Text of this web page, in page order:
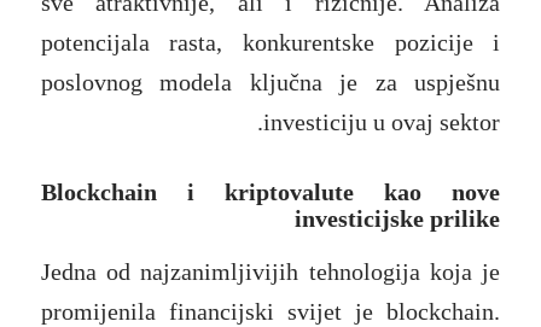
potencijala rasta, konkurentske pozicije i
poslovnog modela ključna je za uspješnu
investiciju u ovaj sektor.
Blockchain i kriptovalute kao nove
investicijske prilike
Jedna od najzanimljivijih tehnologija koja je
promijenila financijski svijet je blockchain.